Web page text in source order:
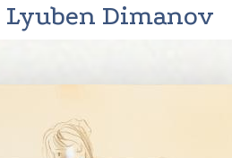
Lyuben Dimanov